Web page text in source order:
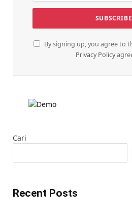
By signing up, you agree to
Privacy Policy
Cari
Recent Posts